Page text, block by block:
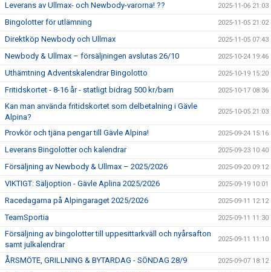
Leverans av Ullmax- och Newbody-varorna! ?? 2025-11-06 21:03
Bingolotter för utlämning 2025-11-05 21:02
Direktköp Newbody och Ullmax 2025-11-05 07:43
Newbody & Ullmax – försäljningen avslutas 26/10 2025-10-24 19:46
Uthämtning Adventskalendrar Bingolotto 2025-10-19 15:20
Fritidskortet - 8-16 år - statligt bidrag 500 kr/barn 2025-10-17 08:36
Kan man använda fritidskortet som delbetalning i Gävle
Alpina?
2025-10-05 21:03
Provkör och tjäna pengar till Gävle Alpina! 2025-09-24 15:16
Leverans Bingolotter och kalendrar 2025-09-23 10:40
Försäljning av Newbody & Ullmax – 2025/2026 2025-09-20 09:12
VIKTIGT: Säljoption - Gävle Aplina 2025/2026 2025-09-19 10:01
Racedagarna på Alpingaraget 2025/2026 2025-09-11 12:12
TeamSportia 2025-09-11 11:30
Försäljning av bingolotter till uppesittarkväll och nyårsafton
samt julkalendrar
2025-09-11 11:10
ÅRSMÖTE, GRILLNING & BYTARDAG - SÖNDAG 28/9 2025-09-07 18:12